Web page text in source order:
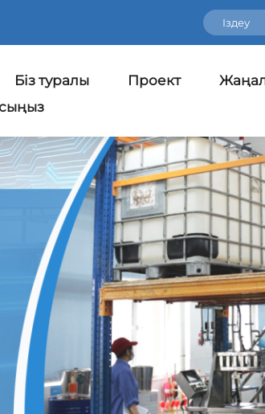
Біз туралы Проект